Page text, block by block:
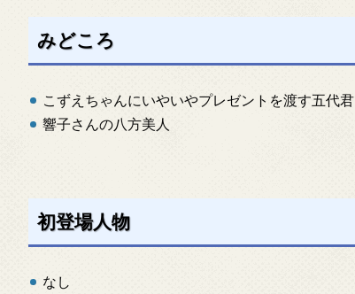
みどころ
こずえちゃんにいやいやプレゼントを渡す五代君
響子さんの八方美人
初登場人物
なし